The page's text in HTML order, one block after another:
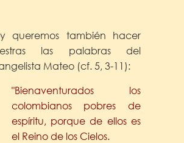
queremos también hacer
las palabras del
Mateo (cf. 5, 3-11):
"Bienaventurados los
colombianos pobres de
espíritu, porque de ellos es
el Reino de los Cielos.